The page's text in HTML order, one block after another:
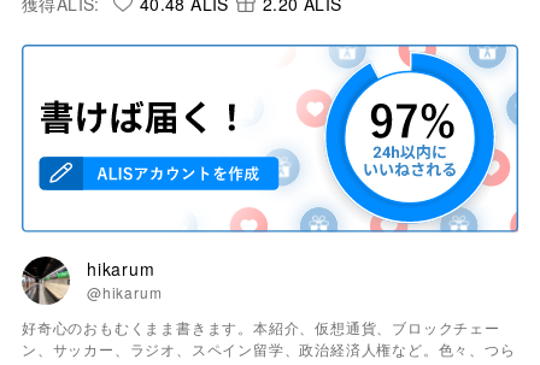
hikarum
@hikarum
好奇心のおもむくまま書きます。本紹介、仮想通貨、ブロックチェー
ン、サッカー、ラジオ、スペイン留学、政治経済人権など。色々、つら